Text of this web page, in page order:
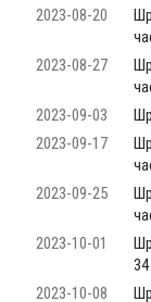
2023-08-20
2023-08-27
2023-09-03
2023-09-17
2023-09-25
2023-10-01
34
2023-10-08